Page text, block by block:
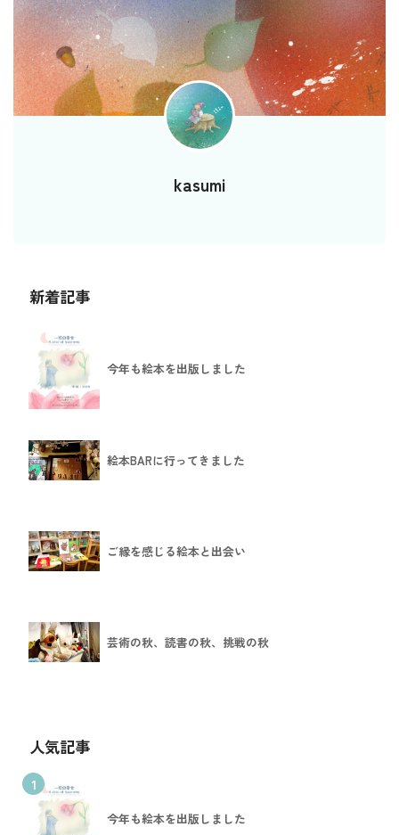
kasumi
新着記事
今年も絵本を出版しました
絵本BARに行ってきました
ご縁を感じる絵本と出会い
芸術の秋、読書の秋、挑戦の秋
人気記事
1
今年も絵本を出版しました